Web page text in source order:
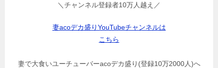
＼チャンネル登録者10万人越え／
妻acoデカ盛りYouTubeチャンネルは
こちら
妻で大食いユーチューバーacoデカ盛り(登録10万2000人)へ